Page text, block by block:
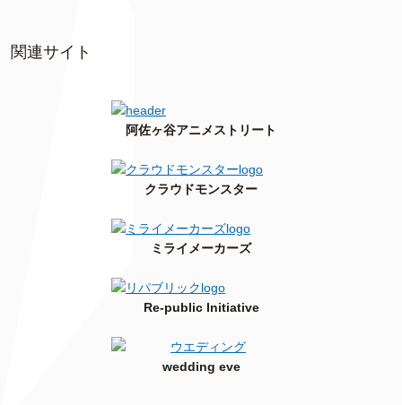
関連サイト
阿佐ヶ谷アニメストリート
クラウドモンスター
ミライメーカーズ
Re-public Initiative
wedding eve